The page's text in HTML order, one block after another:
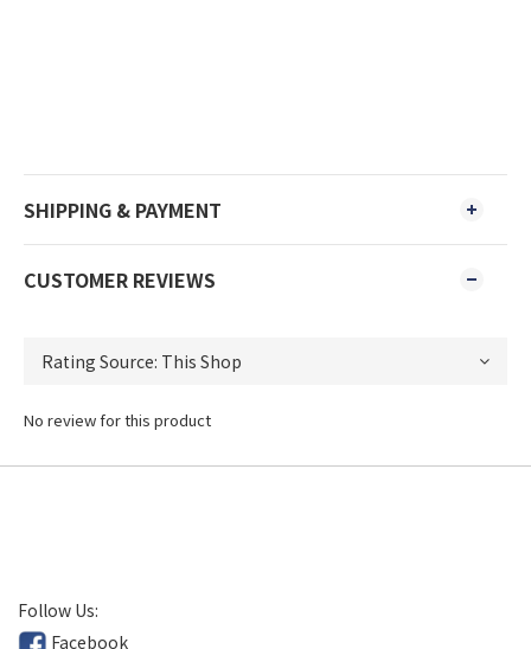
SHIPPING & PAYMENT
CUSTOMER REVIEWS
No review for this product
Follow Us:
Facebook